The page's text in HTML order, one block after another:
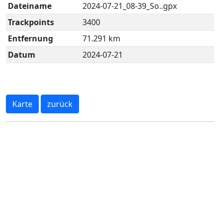
Dateiname
2024-07-21_08-39_So..gpx
Trackpoints
3400
Entfernung
71.291 km
Datum
2024-07-21
Karte zurück